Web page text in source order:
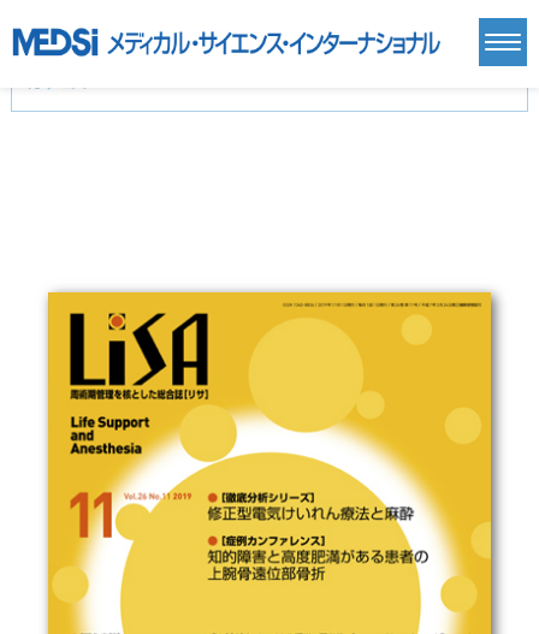
基礎医学(93)
基礎医学関連科学(80)
自然科学(25)
看護学(21)
医療技術(16)
歯科学(3)
保健・体育(1)
医学一般(91)